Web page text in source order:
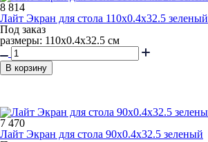
8 814
Лайт Экран для стола 110x0.4x32.5 зеленый
Под заказ
размеры: 110х0.4х32.5 см
В корзину
7 470
Лайт Экран для стола 90x0.4x32.5 зеленый